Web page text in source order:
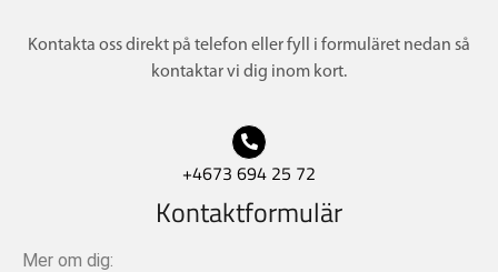
Kontakta oss direkt på telefon eller fyll i formuläret nedan så
kontaktar vi dig inom kort.
+4673 694 25 72
Kontaktformulär
Mer om dig: